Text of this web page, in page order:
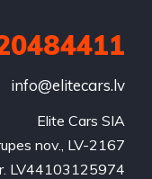
info@elitecars.lv
Elite Cars SIA
nov., LV-2167
LV44103125974